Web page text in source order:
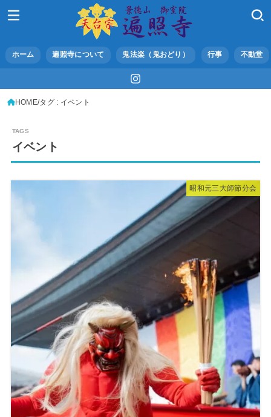
ホーム 遍照寺について 鬼法楽（鬼おどり） 行事 不動堂
HOME タグ : イベント
イベント
昭和元三大師節分会